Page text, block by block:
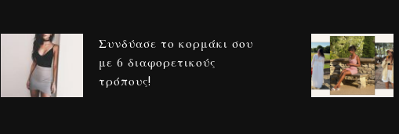
Συνδύασε το κορμάκι σου
με 6 διαφορετικούς
τρόπους!